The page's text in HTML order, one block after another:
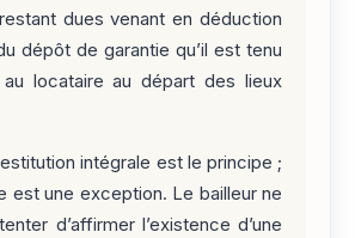
dues venant en déduction
dépôt de garantie qu’il est tenu
locataire au départ des lieux
intégrale est le principe ;
est une exception. Le bailleur ne
d’affirmer l’existence d’une